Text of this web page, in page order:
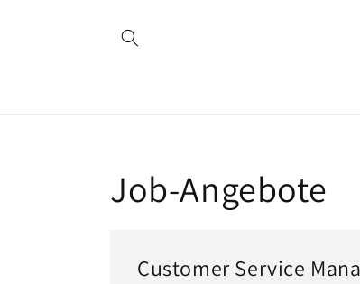
Job-Angebote
Customer Service